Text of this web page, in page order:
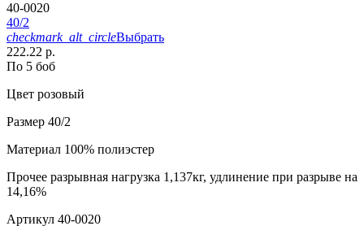
40-0020
40/2
checkmark_alt_circleВыбрать
222.22 р.
По 5 боб
Цвет розовый
Размер 40/2
Материал 100% полиэстер
Прочее разрывная нагрузка 1,137кг, удлинение при разрыве на
14,16%
Артикул 40-0020